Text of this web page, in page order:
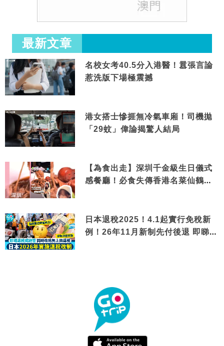
最新文章
名校女考40.5分入港醫！囂張言論
惹洗版下場極震撼
港女搭士慘捱無冷氣車廂！司機拋
「29蚊」偉論揭驚人結局
【為食出走】深圳千金級生日儀式
感餐廳！必食失傳香港名菜仙鶴神
日本退稅2025！4.1起實行免稅新
例！26年11月新制先付後退 即睇步